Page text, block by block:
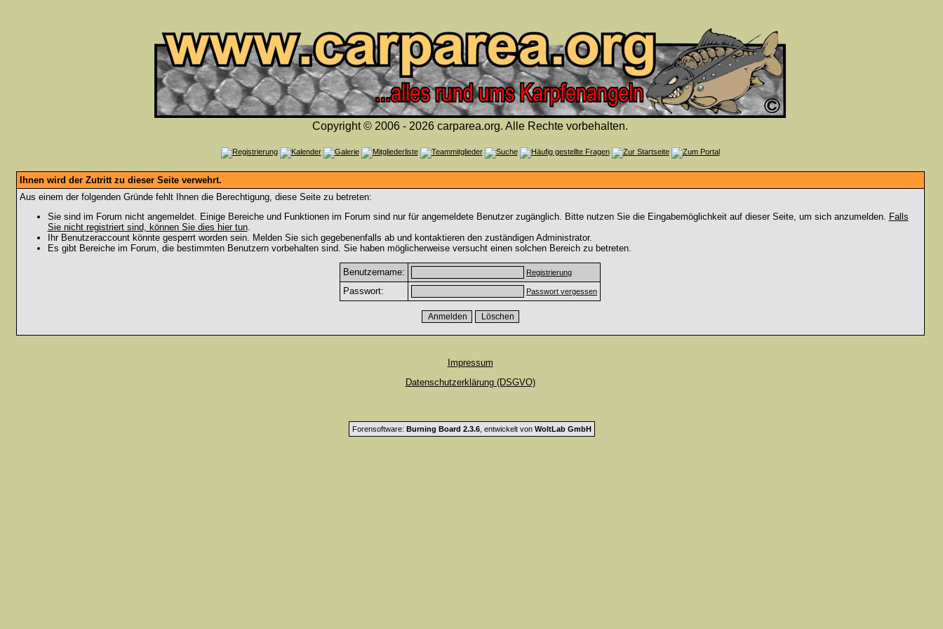
Copyright © 2006 - 2026 carparea.org. Alle Rechte vorbehalten.
Ihnen wird der Zutritt zu dieser Seite verwehrt.
Aus einem der folgenden Gründe fehlt Ihnen die Berechtigung, diese Seite zu betreten:
Sie sind im Forum nicht angemeldet. Einige Bereiche und Funktionen im Forum sind nur für angemeldete Benutzer zugänglich. Bitte nutzen Sie die Eingabemöglichkeit auf dieser Seite, um sich anzumelden. Falls
Sie nicht registriert sind, können Sie dies hier tun.
Ihr Benutzeraccount könnte gesperrt worden sein. Melden Sie sich gegebenenfalls ab und kontaktieren den zuständigen Administrator.
Es gibt Bereiche im Forum, die bestimmten Benutzern vorbehalten sind. Sie haben möglicherweise versucht einen solchen Bereich zu betreten.
Benutzername: Registrierung
Passwort: Passwort vergessen
Impressum
Datenschutzerklärung (DSGVO)
Forensoftware: Burning Board 2.3.6, entwickelt von WoltLab GmbH